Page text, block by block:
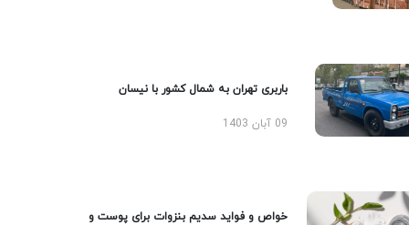
باربری تهران به شمال کشور با نیسان
09 آبان 1403
خواص و فواید سدیم بنزوات برای پوست و